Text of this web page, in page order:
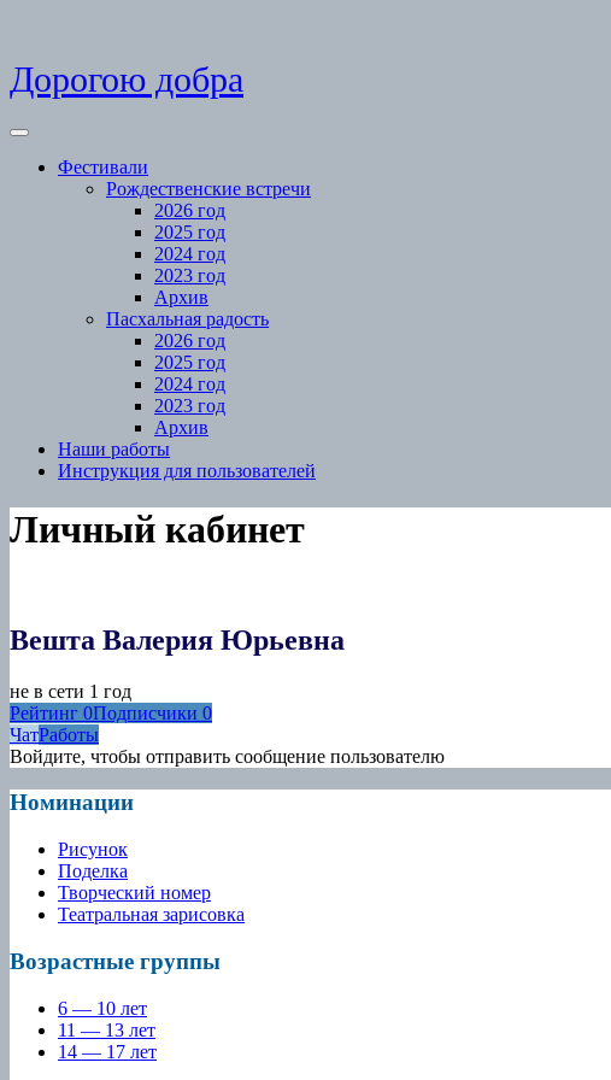
Skip
to
Дорогою добра
Open
Фестивали
Рождественские встречи
2026 год
2025 год
2024 год
2023 год
Архив
Пасхальная радость
2026 год
2025 год
2024 год
2023 год
Архив
Наши работы
Инструкция для пользователей
Close
Menu
Личный кабинет
Вешта Валерия Юрьевна
не в сети 1 год
Рейтинг 0Подписчики 0
ЧатРаботы
Войдите, чтобы отправить сообщение пользователю
Номинации
Рисунок
Поделка
Творческий номер
Театральная зарисовка
Возрастные группы
6 — 10 лет
11 — 13 лет
14 — 17 лет